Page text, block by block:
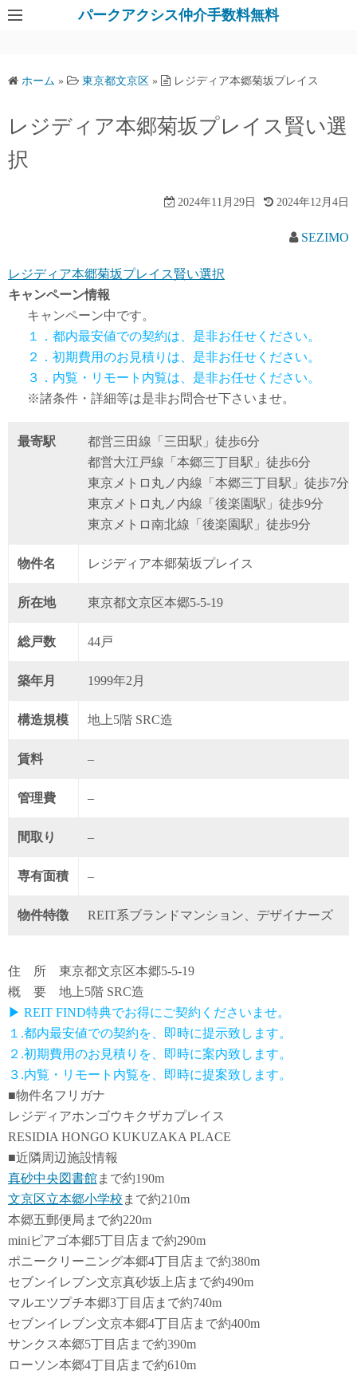
パークアクシス仲介手数料無料
ホーム » 東京都文京区 » レジディア本郷菊坂プレイス
レジディア本郷菊坂プレイス賢い選
択
2024年11月29日 2024年12月4日
SEZIMO
レジディア本郷菊坂プレイス賢い選択
キャンペーン情報
キャンペーン中です。
１．都内最安値での契約は、是非お任せください。
２．初期費用のお見積りは、是非お任せください。
３．内覧・リモート内覧は、是非お任せください。
※諸条件・詳細等は是非お問合せ下さいませ。
最寄駅
都営三田線「三田駅」徒歩6分
都営大江戸線「本郷三丁目駅」徒歩6分
東京メトロ丸ノ内線「本郷三丁目駅」徒歩7分
東京メトロ丸ノ内線「後楽園駅」徒歩9分
東京メトロ南北線「後楽園駅」徒歩9分
物件名 レジディア本郷菊坂プレイス
所在地 東京都文京区本郷5-5-19
総戸数 44戸
築年月 1999年2月
構造規模 地上5階 SRC造
賃料 –
管理費 –
間取り –
専有面積 –
物件特徴 REIT系ブランドマンション、デザイナーズ
住 所 東京都文京区本郷5-5-19
概 要 地上5階 SRC造
▶ REIT FIND特典でお得にご契約くださいませ。
１.都内最安値での契約を、即時に提示致します。
２.初期費用のお見積りを、即時に案内致します。
３.内覧・リモート内覧を、即時に提案致します。
■物件名フリガナ
レジディアホンゴウキクザカプレイス
RESIDIA HONGO KUKUZAKA PLACE
■近隣周辺施設情報
真砂中央図書館まで約190m
文京区立本郷小学校 まで約210m
本郷五郵便局まで約220m
miniピアゴ本郷5丁目店まで約290m
ポニークリーニング本郷4丁目店まで約380m
セブンイレブン文京真砂坂上店まで約490m
マルエツプチ本郷3丁目店まで約740m
セブンイレブン文京本郷4丁目店まで約400m
サンクス本郷5丁目店まで約390m
ローソン本郷4丁目店まで約610m